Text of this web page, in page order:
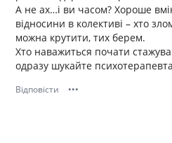
А не ах…і ви часом? Хороше
відносини в колективі – хто
можна крутити, тих берем.
Хто наважиться почати
одразу шукайте
Відповісти •••